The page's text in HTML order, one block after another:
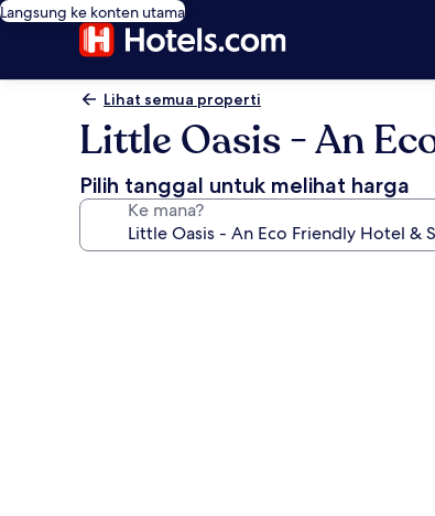
Langsung ke konten utama
Lihat semua properti
Little Oasis - An
Pilih tanggal untuk melihat harga
Ke mana?